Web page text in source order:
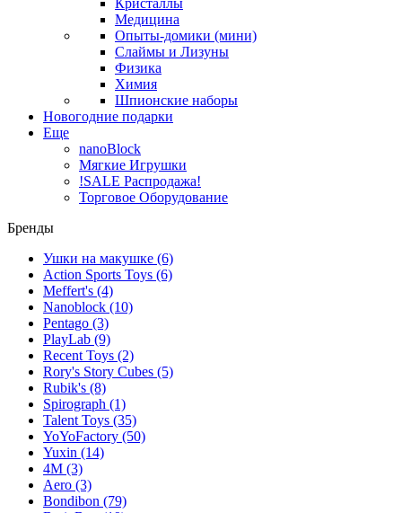
Кристаллы
Медицина
Опыты-домики (мини)
Слаймы и Лизуны
Физика
Химия
Шпионские наборы
Новогодние подарки
Еще
nanoBlock
Мягкие Игрушки
!SALE Распродажа!
Торговое Оборудование
Бренды
Ушки на макушке (6)
Action Sports Toys (6)
Meffert's (4)
Nanoblock (10)
Pentago (3)
PlayLab (9)
Recent Toys (2)
Rory's Story Cubes (5)
Rubik's (8)
Spirograph (1)
Talent Toys (35)
YoYoFactory (50)
Yuxin (14)
4M (3)
Aero (3)
Bondibon (79)